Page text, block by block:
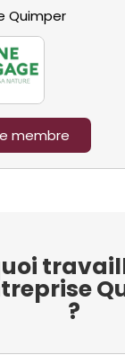
Quimper
membre
?